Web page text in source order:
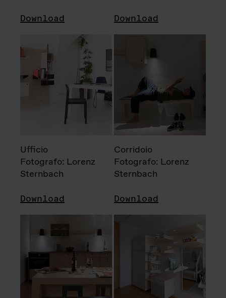
Download Download
Ufficio
Fotografo: Lorenz
Sternbach
Download
Corridoio
Fotografo: Lorenz
Sternbach
Download